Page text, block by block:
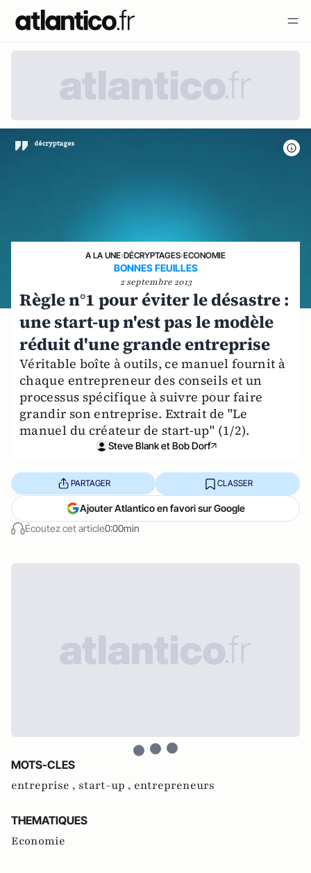
A LA UNE›DÉCRYPTAGES›ECONOMIE
BONNES FEUILLES
2 septembre 2013
Règle n°1 pour éviter le désastre :
une start-up n'est pas le modèle
réduit d'une grande entreprise
Véritable boîte à outils, ce manuel fournit à
chaque entrepreneur des conseils et un
processus spécifique à suivre pour faire
grandir son entreprise. Extrait de "Le
manuel du créateur de start-up" (1/2).
Steve Blank et Bob Dorf
Écoutez cet article0:00min
PARTAGER CLASSER
Ajouter Atlantico en favori sur Google
MOTS-CLES
entreprise , start-up , entrepreneurs
THEMATIQUES
Economie